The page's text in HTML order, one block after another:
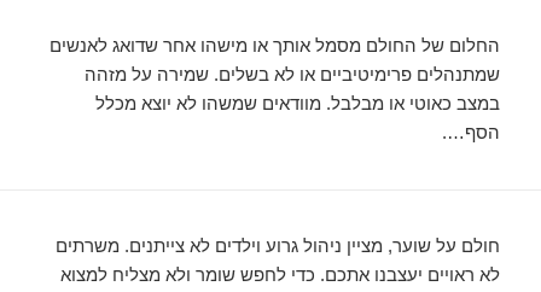
החלום של החולם מסמל אותך או מישהו אחר שדואג לאנשים
שמתנהלים פרימיטיביים או לא בשלים. שמירה על מזהה
במצב כאוטי או מבלבל. מוודאים שמשהו לא יוצא מכלל
הסף….
חולם על שוער, מציין ניהול גרוע וילדים לא צייתנים. משרתים
לא ראויים יעצבנו אתכם. כדי לחפש שומר ולא מצליח למצוא